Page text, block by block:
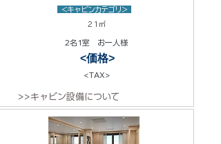
<キャビンカテゴリ>
21㎡
2名1室 お一人様
<価格>
<TAX>
>>キャビン設備について